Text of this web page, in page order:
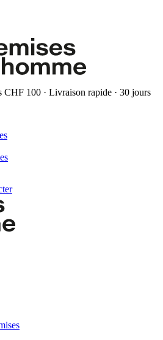
CHF 100 · Livraison rapide · 30 jours